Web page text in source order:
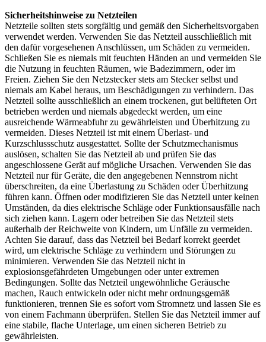
Sicherheitshinweise zu Netzteilen
Netzteile sollten stets sorgfältig und gemäß den Sicherheitsvorgaben
verwendet werden. Verwenden Sie das Netzteil ausschließlich mit
den dafür vorgesehenen Anschlüssen, um Schäden zu vermeiden.
Schließen Sie es niemals mit feuchten Händen an und vermeiden Sie
die Nutzung in feuchten Räumen, wie Badezimmern, oder im
Freien. Ziehen Sie den Netzstecker stets am Stecker selbst und
niemals am Kabel heraus, um Beschädigungen zu verhindern. Das
Netzteil sollte ausschließlich an einem trockenen, gut belüfteten Ort
betrieben werden und niemals abgedeckt werden, um eine
ausreichende Wärmeabfuhr zu gewährleisten und Überhitzung zu
vermeiden. Dieses Netzteil ist mit einem Überlast- und
Kurzschlussschutz ausgestattet. Sollte der Schutzmechanismus
auslösen, schalten Sie das Netzteil ab und prüfen Sie das
angeschlossene Gerät auf mögliche Ursachen. Verwenden Sie das
Netzteil nur für Geräte, die den angegebenen Nennstrom nicht
überschreiten, da eine Überlastung zu Schäden oder Überhitzung
führen kann. Öffnen oder modifizieren Sie das Netzteil unter keinen
Umständen, da dies elektrische Schläge oder Funktionsausfälle nach
sich ziehen kann. Lagern oder betreiben Sie das Netzteil stets
außerhalb der Reichweite von Kindern, um Unfälle zu vermeiden.
Achten Sie darauf, dass das Netzteil bei Bedarf korrekt geerdet
wird, um elektrische Schläge zu verhindern und Störungen zu
minimieren. Verwenden Sie das Netzteil nicht in
explosionsgefährdeten Umgebungen oder unter extremen
Bedingungen. Sollte das Netzteil ungewöhnliche Geräusche
machen, Rauch entwickeln oder nicht mehr ordnungsgemäß
funktionieren, trennen Sie es sofort vom Stromnetz und lassen Sie es
von einem Fachmann überprüfen. Stellen Sie das Netzteil immer auf
eine stabile, flache Unterlage, um einen sicheren Betrieb zu
gewährleisten.